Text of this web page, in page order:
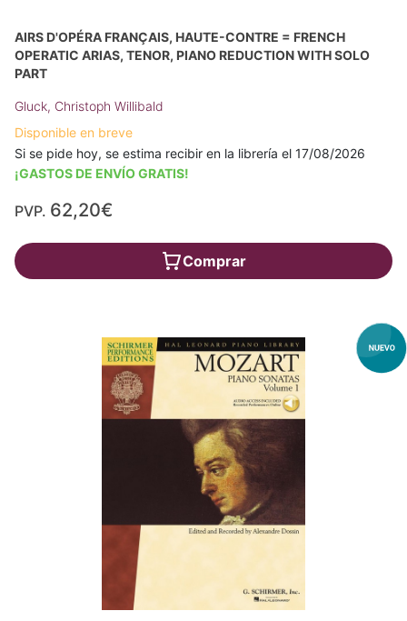
AIRS D'OPÉRA FRANÇAIS, HAUTE-CONTRE = FRENCH
OPERATIC ARIAS, TENOR, PIANO REDUCTION WITH SOLO
PART
Gluck, Christoph Willibald
Disponible en breve
Si se pide hoy, se estima recibir en la librería el 17/08/2026
¡GASTOS DE ENVÍO GRATIS!
PVP. 62,20€
Comprar